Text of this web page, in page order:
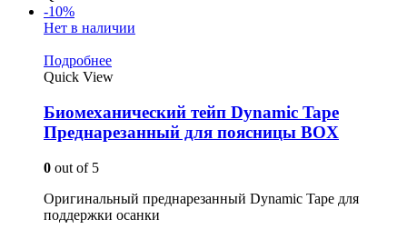
-10%
Нет в наличии
Подробнее
Quick View
Биомеханический тейп Dynamic Tape
Преднарезанный для поясницы BOX
0 out of 5
Оригинальный преднарезанный Dynamic Tape для
поддержки осанки